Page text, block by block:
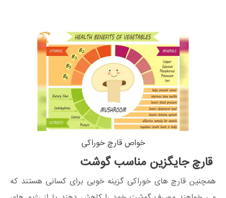
خواص قارچ خوراکی
قارچ جایگزین مناسب گوشت
همچنین قارچ های خوراکی گزینه خوبی برای کسانی هستند که